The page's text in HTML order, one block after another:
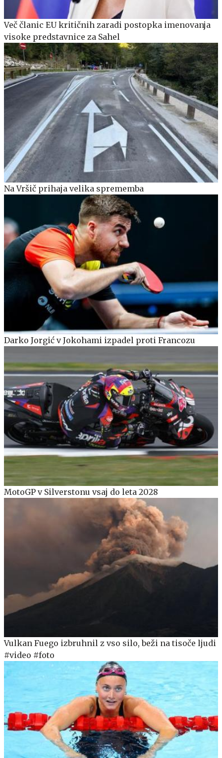
Več članic EU kritičnih zaradi postopka imenovanja
visoke predstavnice za Sahel
Na Vršič prihaja velika sprememba
Darko Jorgić v Jokohami izpadel proti Francozu
MotoGP v Silverstonu vsaj do leta 2028
Vulkan Fuego izbruhnil z vso silo, beži na tisoče ljudi
#video #foto